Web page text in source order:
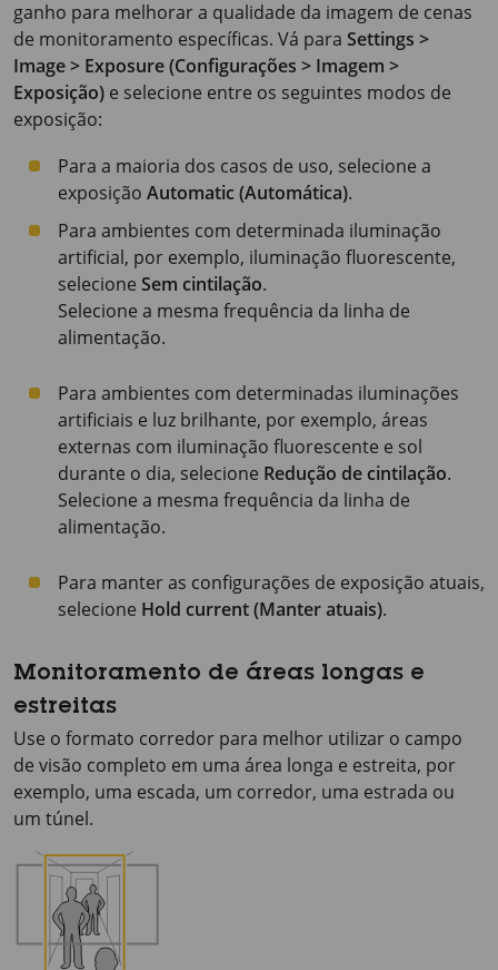
ganho para melhorar a qualidade da imagem de cenas
de monitoramento específicas. Vá para Settings >
Image > Exposure (Configurações > Imagem >
Exposição) e selecione entre os seguintes modos de
exposição:
Para a maioria dos casos de uso, selecione a
exposição Automatic (Automática).
Para ambientes com determinada iluminação
artificial, por exemplo, iluminação fluorescente,
selecione Sem cintilação.
Selecione a mesma frequência da linha de
alimentação.
Para ambientes com determinadas iluminações
artificiais e luz brilhante, por exemplo, áreas
externas com iluminação fluorescente e sol
durante o dia, selecione Redução de cintilação.
Selecione a mesma frequência da linha de
alimentação.
Para manter as configurações de exposição atuais,
selecione Hold current (Manter atuais).
Monitoramento de áreas longas e
estreitas
Use o formato corredor para melhor utilizar o campo
de visão completo em uma área longa e estreita, por
exemplo, uma escada, um corredor, uma estrada ou
um túnel.